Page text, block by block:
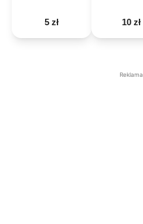
5 zł 10 zł
Reklama